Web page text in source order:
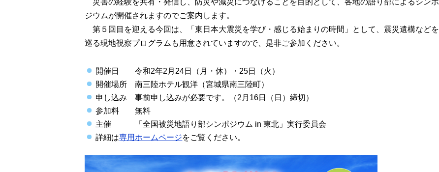
災害の経験を共有・発信し、防災や減災につなげることを目的として、各地の語り部によるシンポ
ジウムが開催されますのでご案内します。
第５回目を迎える今回は、「東日本大震災を学び・感じる始まりの時間」として、震災遺構などを
巡る現地視察プログラムも用意されていますので、是非ご参加ください。
開催日 令和2年2月24日（月・休）・25日（火）
開催場所 南三陸ホテル観洋（宮城県南三陸町）
申し込み 事前申し込みが必要です。（2月16日（日）締切）
参加料 無料
主催 「全国被災地語り部シンポジウム in 東北」実行委員会
詳細は専用ホームページをご覧ください。